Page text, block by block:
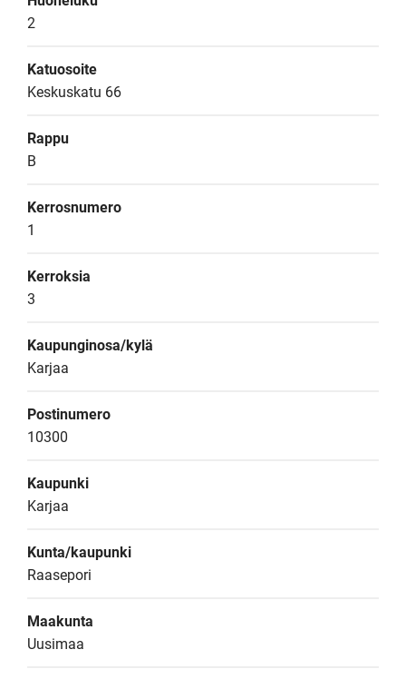
2
Katuosoite
Keskuskatu 66
Rappu
B
Kerrosnumero
1
Kerroksia
3
Kaupunginosa/kylä
Karjaa
Postinumero
10300
Kaupunki
Karjaa
Kunta/kaupunki
Raasepori
Maakunta
Uusimaa